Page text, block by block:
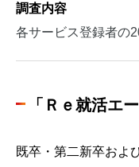
調査内容
各サービス登録者の
「Ｒｅ就活エ
既卒・第二新卒およ